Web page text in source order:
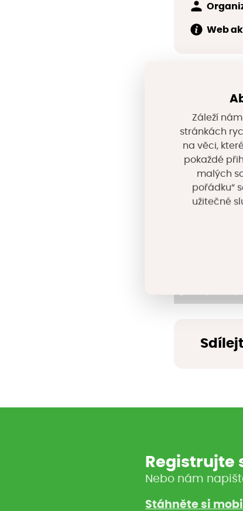
Web
Registrujte
Nebo nám
Stáhněte si
Záleží
stránkách
na věci,
pokaždé
malých
pořádku“
užitečné